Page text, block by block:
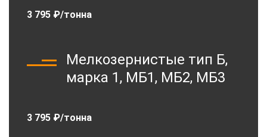
3 795 ₽/тонна
Мелкозернистые тип Б,
марка 1, МБ1, МБ2, МБ3
3 795 ₽/тонна